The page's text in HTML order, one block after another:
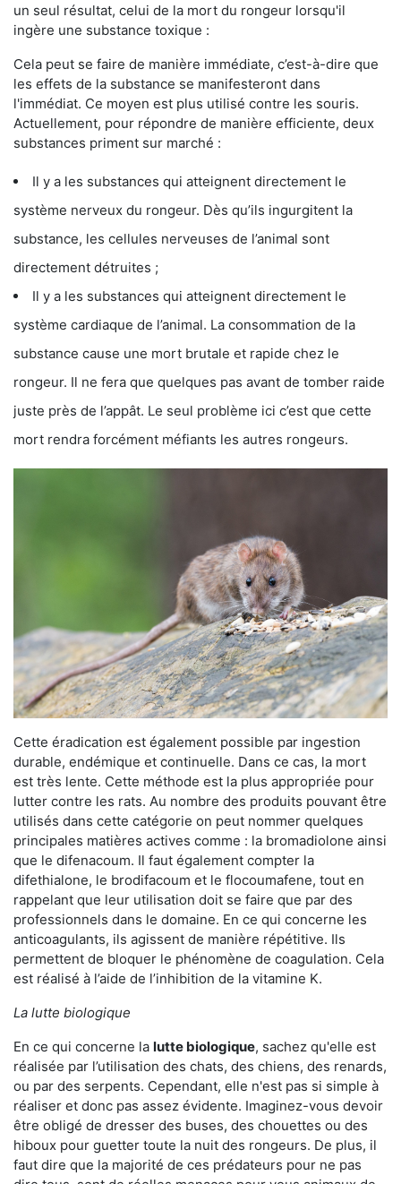
un seul résultat, celui de la mort du rongeur lorsqu'il
ingère une substance toxique :
Cela peut se faire de manière immédiate, c’est-à-dire que
les effets de la substance se manifesteront dans
l'immédiat. Ce moyen est plus utilisé contre les souris.
Actuellement, pour répondre de manière efficiente, deux
substances priment sur marché :
Il y a les substances qui atteignent directement le
système nerveux du rongeur. Dès qu’ils ingurgitent la
substance, les cellules nerveuses de l’animal sont
directement détruites ;
Il y a les substances qui atteignent directement le
système cardiaque de l’animal. La consommation de la
substance cause une mort brutale et rapide chez le
rongeur. Il ne fera que quelques pas avant de tomber raide
juste près de l’appât. Le seul problème ici c’est que cette
mort rendra forcément méfiants les autres rongeurs.
Cette éradication est également possible par ingestion
durable, endémique et continuelle. Dans ce cas, la mort
est très lente. Cette méthode est la plus appropriée pour
lutter contre les rats. Au nombre des produits pouvant être
utilisés dans cette catégorie on peut nommer quelques
principales matières actives comme : la bromadiolone ainsi
que le difenacoum. Il faut également compter la
difethialone, le brodifacoum et le flocoumafene, tout en
rappelant que leur utilisation doit se faire que par des
professionnels dans le domaine. En ce qui concerne les
anticoagulants, ils agissent de manière répétitive. Ils
permettent de bloquer le phénomène de coagulation. Cela
est réalisé à l’aide de l’inhibition de la vitamine K.
La lutte biologique
En ce qui concerne la lutte biologique, sachez qu'elle est
réalisée par l’utilisation des chats, des chiens, des renards,
ou par des serpents. Cependant, elle n'est pas si simple à
réaliser et donc pas assez évidente. Imaginez-vous devoir
être obligé de dresser des buses, des chouettes ou des
hiboux pour guetter toute la nuit des rongeurs. De plus, il
faut dire que la majorité de ces prédateurs pour ne pas